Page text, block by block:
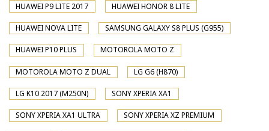
HUAWEI P9 LITE 2017 HUAWEI HONOR 8 LITE
HUAWEI NOVA LITE SAMSUNG GALAXY S8 PLUS (G955)
HUAWEI P10 PLUS MOTOROLA MOTO Z
MOTOROLA MOTO Z DUAL LG G6 (H870)
LG K10 2017 (M250N) SONY XPERIA XA1
SONY XPERIA XA1 ULTRA SONY XPERIA XZ PREMIUM